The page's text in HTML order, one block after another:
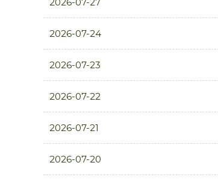
2026-07-24
2026-07-23
2026-07-22
2026-07-21
2026-07-20